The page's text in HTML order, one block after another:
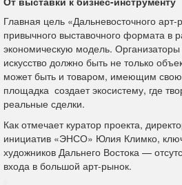
Главная цель «Дальневосточного
привычного выставочного формата в
экономическую модель. Организаторы
искусство должно быть не только
может быть и товаром, имеющим свою
площадка создает экосистему, где
реальные сделки.
Как отмечает куратор проекта,
инициатив «ЭНСО» Юлия Климко,
художников Дальнего Востока —
входа в большой арт-рынок.